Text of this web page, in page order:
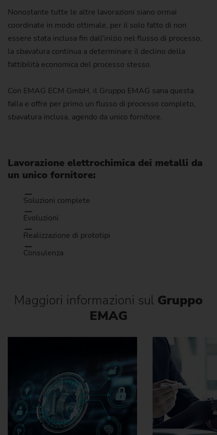
Nonostante tutte le altre lavorazioni siano ormai
coordinate in modo ottimale, per il solo fatto di non
essere stata inclusa fin dall'inizio nel flusso di processo,
la sbavatura continua a determinare il declino della
fattibilità economica del processo stesso.
Con EMAG ECM GmbH, il Gruppo EMAG sana questa
falla e offre per primo un flusso di processo completo,
sbavatura inclusa, agendo da unico fornitore.
Lavorazione elettrochimica dei metalli da
un unico fornitore:
Soluzioni complete
Evoluzioni
Realizzazione di prototipi
Consulenza
Maggiori informazioni sul Gruppo
EMAG